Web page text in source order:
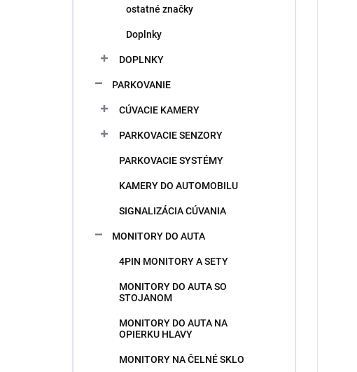
ostatné značky
Doplnky
DOPLNKY
PARKOVANIE
CÚVACIE KAMERY
PARKOVACIE SENZORY
PARKOVACIE SYSTÉMY
KAMERY DO AUTOMOBILU
SIGNALIZÁCIA CÚVANIA
MONITORY DO AUTA
4PIN MONITORY A SETY
MONITORY DO AUTA SO
STOJANOM
MONITORY DO AUTA NA
OPIERKU HLAVY
MONITORY NA ČELNÉ SKLO